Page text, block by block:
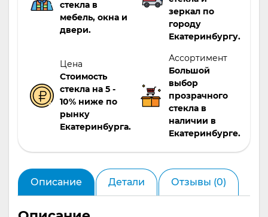
вашего интерьера, будь то жилой дом или
коммерческое помещение.
стекла в
мебель, окна и
двери.
зеркал по
городу
Екатеринбургу.
Цена
Стоимость
стекла на 5 -
10% ниже по
рынку
Екатеринбурга.
Ассортимент
Большой
выбор
прозрачного
стекла в
наличии в
Екатеринбурге.
Описание Детали Отзывы (0)